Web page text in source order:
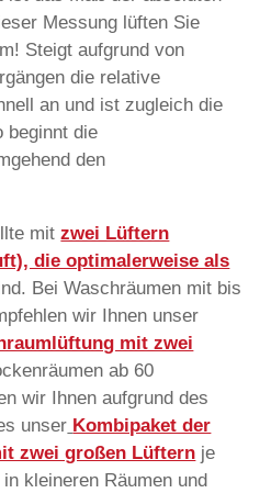
Messung lüften Sie
Steigt aufgrund von
die relative
an und ist zugleich die
beginnt die
den
mitzwei Lüftern
die optimalerweise als
Bei Waschräumen mit bis
wir Ihnen unser
mit zwei
ab 60
wir Ihnen aufgrund des
unser Kombipaket der
zwei großen Lüftern je
kleineren Räumen und